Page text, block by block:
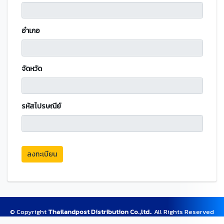
อำเภอ
จัดหวัด
รหัสไปรษณีย์
ลงทะเบียน
© Copyright Thailandpost Distribution Co.,ltd.. All Rights Reserved